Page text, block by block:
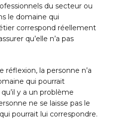
du secteur ou
le domaine qui
correspond réellement
qu’elle n’a pas
réflexion, la personne n’a
qui pourrait
y a un problème
ne se laisse pas le
pourrait lui correspondre.